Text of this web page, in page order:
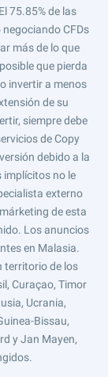
75.85% de las
CFDs
más de lo que
que pierda
invertir a menos
de su
siempre debe
de Copy
debido a la
implícitos no le
externo
de esta
Los anuncios
en Malasia.
territorio de los
Curaçao, Timor
Ucrania,
Bissau,
y Jan Mayen,